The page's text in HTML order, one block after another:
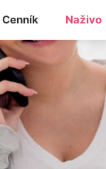
Cenník Naživo